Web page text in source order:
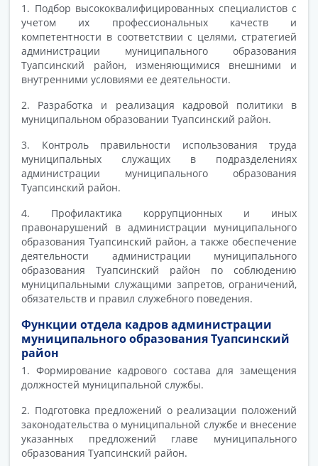
1. Подбор высококвалифицированных специалистов с
учетом их профессиональных качеств и
компетентности в соответствии с целями, стратегией
администрации муниципального образования
Туапсинский район, изменяющимися внешними и
внутренними условиями ее деятельности.
2. Разработка и реализация кадровой политики в
муниципальном образовании Туапсинский район.
3. Контроль правильности использования труда
муниципальных служащих в подразделениях
администрации муниципального образования
Туапсинский район.
4. Профилактика коррупционных и иных
правонарушений в администрации муниципального
образования Туапсинский район, а также обеспечение
деятельности администрации муниципального
образования Туапсинский район по соблюдению
муниципальными служащими запретов, ограничений,
обязательств и правил служебного поведения.
Функции отдела кадров администрации
муниципального образования Туапсинский
район
1. Формирование кадрового состава для замещения
должностей муниципальной службы.
2. Подготовка предложений о реализации положений
законодательства о муниципальной службе и внесение
указанных предложений главе муниципального
образования Туапсинский район.